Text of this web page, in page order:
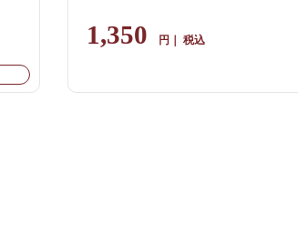
1,350 税込